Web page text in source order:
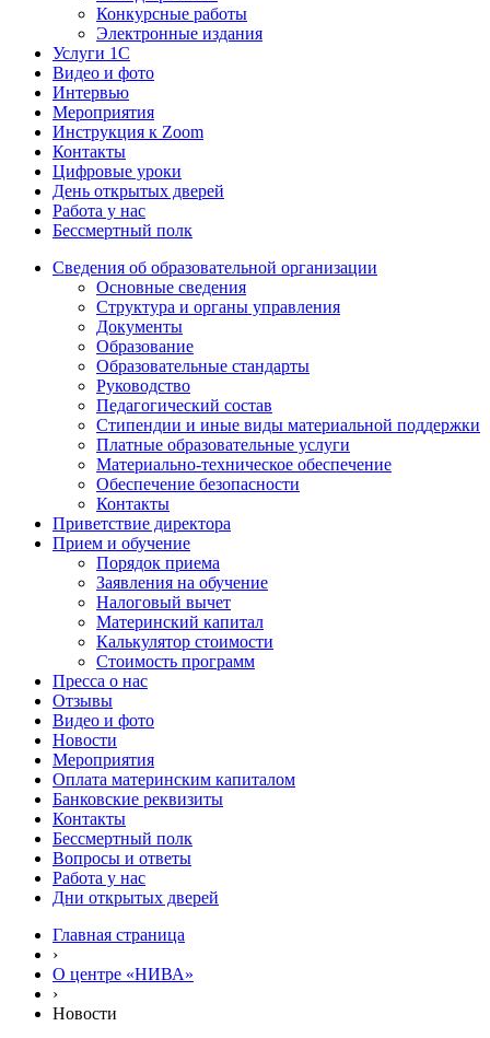
Конкурсные работы
Электронные издания
Услуги 1C
Видео и фото
Интервью
Мероприятия
Инструкция к Zoom
Контакты
Цифровые уроки
День открытых дверей
Работа у нас
Бессмертный полк
Сведения об образовательной организации
Основные сведения
Структура и органы управления
Документы
Образование
Образовательные стандарты
Руководство
Педагогический состав
Стипендии и иные виды материальной поддержки
Платные образовательные услуги
Материально-техническое обеспечение
Обеспечение безопасности
Контакты
Приветствие директора
Прием и обучение
Порядок приема
Заявления на обучение
Налоговый вычет
Материнский капитал
Калькулятор стоимости
Стоимость программ
Пресса о нас
Отзывы
Видео и фото
Новости
Мероприятия
Оплата материнским капиталом
Банковские реквизиты
Контакты
Бессмертный полк
Вопросы и ответы
Работа у нас
Дни открытых дверей
Главная страница
›
О центре «НИВА»
›
Новости